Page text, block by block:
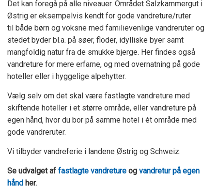
Det kan foregå på alle niveauer. Området Salzkammergut i
Østrig er eksempelvis kendt for gode vandreture/ruter
til både børn og voksne med familievenlige vandreruter og
stedet byder bl.a. på søer, floder, idylliske byer samt
mangfoldig natur fra de smukke bjerge. Her findes også
vandreture for mere erfarne, og med overnatning på gode
hoteller eller i hyggelige alpehytter.
Vælg selv om det skal være fastlagte vandreture med
skiftende hoteller i et større område, eller vandreture på
egen hånd, hvor du bor på samme hotel i ét område med
gode vandreruter.
Vi tilbyder vandreferie i landene Østrig og Schweiz.
Se udvalget af fastlagte vandreture og vandretur på egen
hånd her.